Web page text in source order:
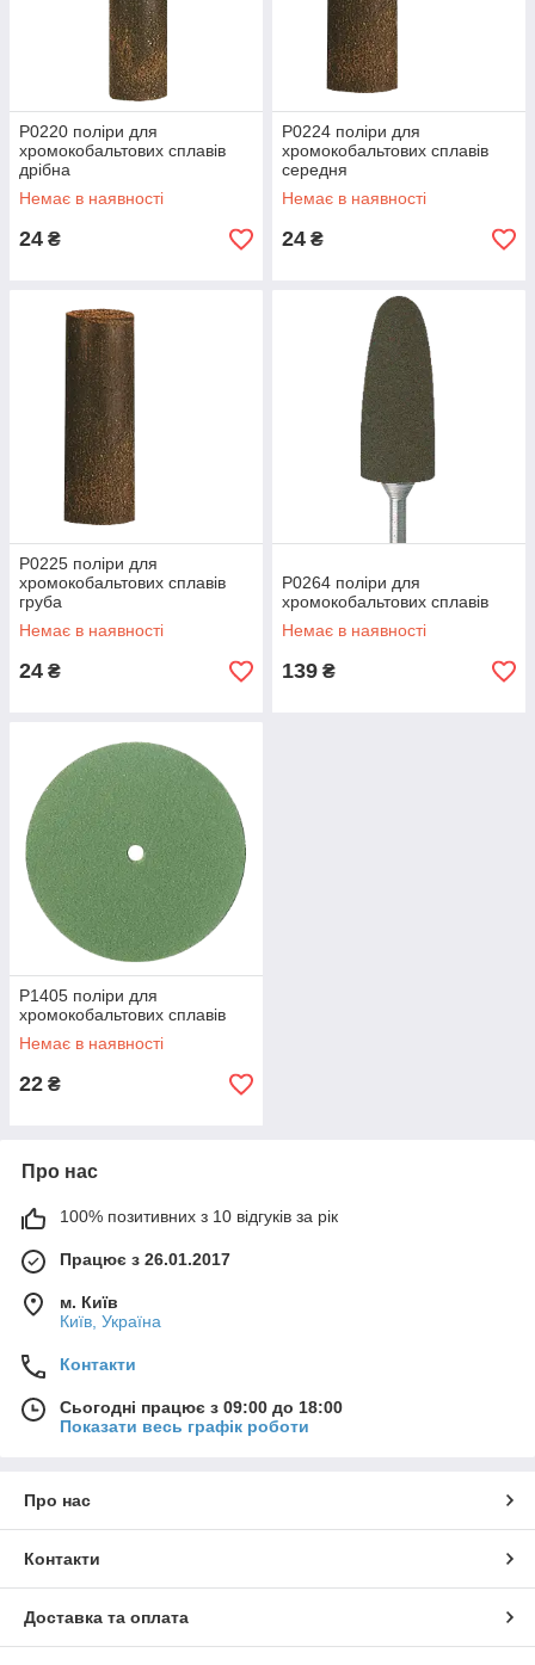
P0220 поліри для
хромокобальтових сплавів
дрібна
Немає в наявності
24 ₴
P0224 поліри для
хромокобальтових сплавів
середня
Немає в наявності
24 ₴
P0225 поліри для
хромокобальтових сплавів
груба
Немає в наявності
24 ₴
P0264 поліри для
хромокобальтових сплавів
Немає в наявності
139 ₴
P1405 поліри для
хромокобальтових сплавів
Немає в наявності
22 ₴
Про нас
100% позитивних з 10 відгуків за рік
Працює з 26.01.2017
м. Київ
Київ, Україна
Контакти
Сьогодні працює з 09:00 до 18:00
Показати весь графік роботи
Про нас
Контакти
Доставка та оплата